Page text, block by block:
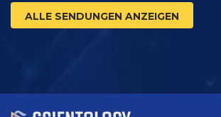
ALLE SENDUNGEN ANZEIGEN